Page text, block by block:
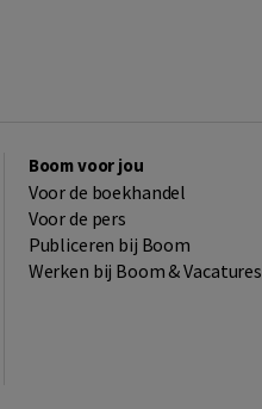
Boom voor jou
Voor de boekhandel
Voor de pers
Publiceren bij Boom
Werken bij Boom & Vacatures